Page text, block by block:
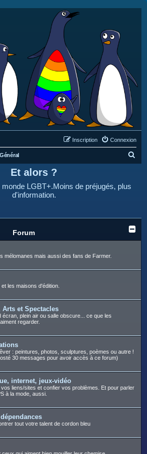
Connexion
Inscription
Général
h
Et alors ?
LGBT+.Moins de préjugés, plus
d'information.
Forum
mélomanes mais aussi des fans de Farmer.
les maisons d'édition.
Arts et Spectacles
écran, plein air ou salle obscure... ce que les
regarder.
: peintures, photos, sculptures, poèmes ou autre !
30 messages pour avoir accès à ce forum)
internet, jeux-vidéo
liens/sites et confier vos problèmes. Et pour parler
à la mode, aussi.
tout votre talent de cordon bleu